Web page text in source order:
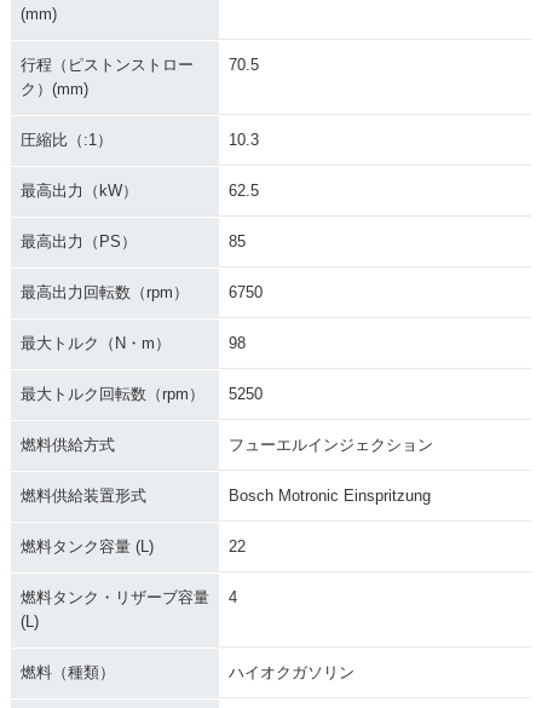
(mm)
行程（ピストンストロー
ク）(mm)
70.5
圧縮比（:1） 10.3
最高出力（kW） 62.5
最高出力（PS） 85
最高出力回転数（rpm） 6750
最大トルク（N・m） 98
最大トルク回転数（rpm） 5250
燃料供給方式 フューエルインジェクション
燃料供給装置形式 Bosch Motronic Einspritzung
燃料タンク容量 (L) 22
燃料タンク・リザーブ容量
(L)
4
燃料（種類） ハイオクガソリン